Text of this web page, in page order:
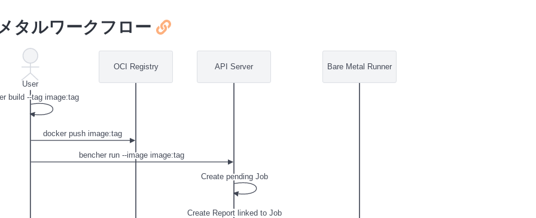
タルワークフロー
Bare Metal Runner
API Server
OCI Registry
User
build --tag image:tag
docker push image:tag
bencher run --image image:tag
Create pending Job
Create Report linked to Job